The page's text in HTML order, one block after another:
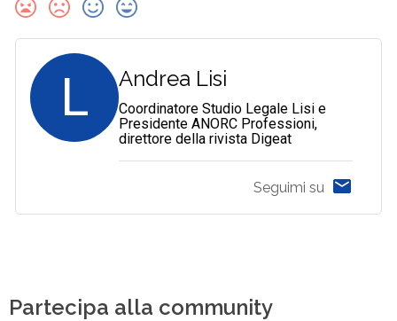
L Andrea Lisi
Coordinatore Studio Legale Lisi e
Presidente ANORC Professioni,
direttore della rivista Digeat
Seguimi su
Partecipa alla community